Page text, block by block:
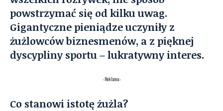
powstrzymać się od kilku uwag.
Gigantyczne pieniądze uczyniły z
żużlowców biznesmenów, a z pięknej
dyscypliny sportu – lukratywny interes.
- Reklama -
Co stanowi istotę żużla?